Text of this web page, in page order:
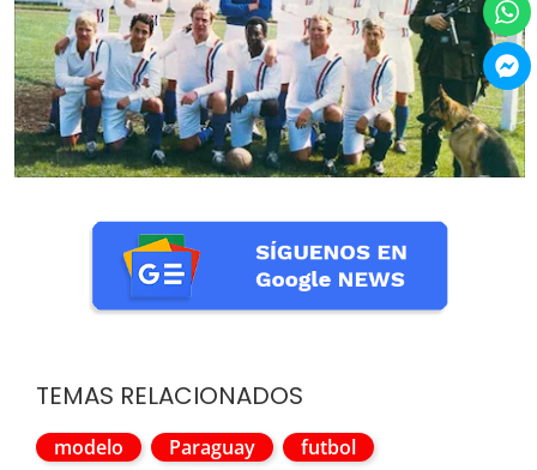
TEMAS RELACIONADOS
modelo Paraguay
futbol